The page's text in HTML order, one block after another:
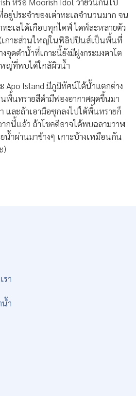
ญ่ก็คือ house reef หน้ารีสอร์ท
ดไว้เป็นเขตรักษาพันธุ์สัตว์น้ำขนาด
วหลักร้อยเมตรเท่านั้น) แต่ละเขตจะ
ก็บค่าธรรมเนียมการเข้ามาดำน้ำ
รรมเนียมเหล่านี้จะถูกใช้เพื่อการ
ยไม่ต้องส่งเข้าส่วนกลางแต่อย่างใด
มีแนวปะการังอุดมสมบูรณ์และหนา
ายสูง แนวปะการังกินพื้นที่รอบเกาะ
ำที่นี่แล้วคิดถึงสิมิลันของเราเมื่อ 15-
จุดดำน้ำที่เกาะนี้ยังมีฝูงกระมงตาโต
หญ่ที่พบได้ใกล้ผิวน้ำ
Apo Island มีภูมิทัศน์ใต้น้ำแตกต่าง
และถ้าเอามือซุกลงไปใต้พื้นทรายก็
กนี้แล้ว ถ้าโชคดีอาจได้พบฉลามวาฬ
ำผ่านมาข้างๆ เกาะบ้างเหมือนกัน